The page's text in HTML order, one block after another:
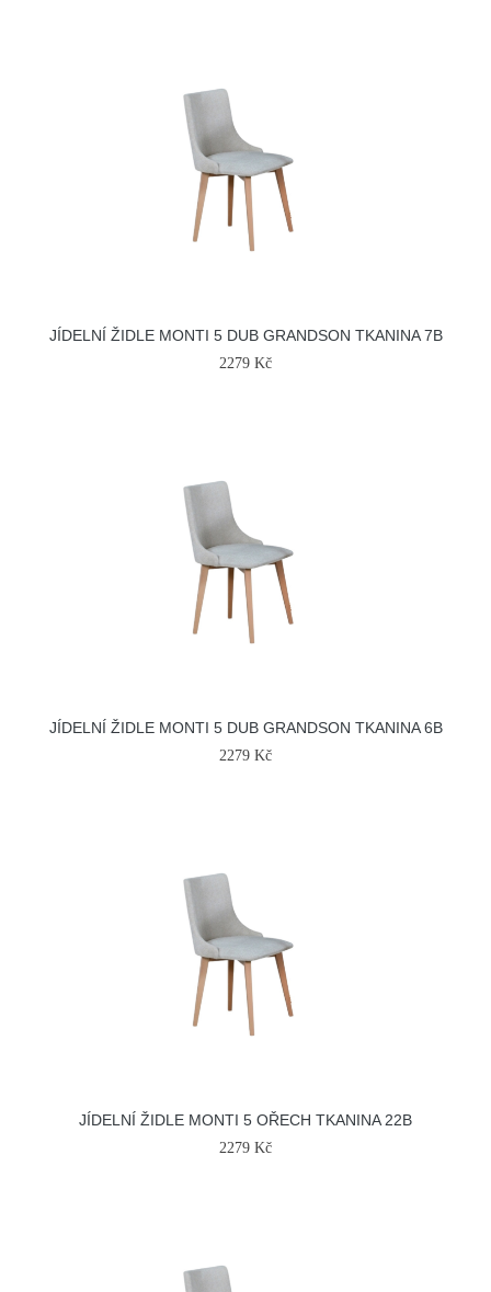
JÍDELNÍ ŽIDLE MONTI 5 DUB GRANDSON TKANINA 7B
2279 Kč
JÍDELNÍ ŽIDLE MONTI 5 DUB GRANDSON TKANINA 6B
2279 Kč
JÍDELNÍ ŽIDLE MONTI 5 OŘECH TKANINA 22B
2279 Kč